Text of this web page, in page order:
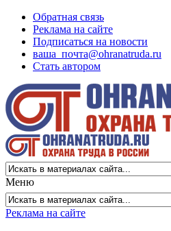
Обратная связь
Реклама на сайте
Подписаться на новости
ваша_почта@ohranatruda.ru
Стать автором
Меню
Реклама на сайте